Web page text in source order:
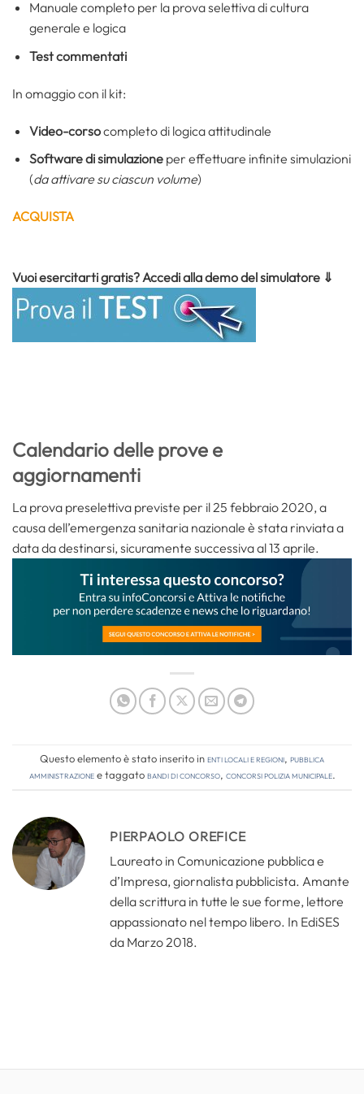
Manuale completo per la prova selettiva di cultura
generale e logica
Test commentati
In omaggio con il kit:
Video-corsocompleto di logica attitudinale
Software di simulazioneper effettuare infinite simulazioni
(da attivare su ciascun volume)
ACQUISTA
Vuoi esercitarti gratis? Accedi alla demo del simulatore ⇓
Calendario delle prove e
aggiornamenti
La prova preselettiva previste per il 25 febbraio 2020, a
causa dell’emergenza sanitaria nazionale è stata rinviata a
data da destinarsi, sicuramente successiva al 13 aprile.
Questo elemento è stato inserito inEnti locali e regioni, Pubblica
amministrazionee taggatobandi di concorso, concorsi polizia municipale.
PIERPAOLO OREFICE
Laureato in Comunicazione pubblica e
d’Impresa, giornalista pubblicista. Amante
della scrittura in tutte le sue forme, lettore
appassionato nel tempo libero. In EdiSES
da Marzo 2018.